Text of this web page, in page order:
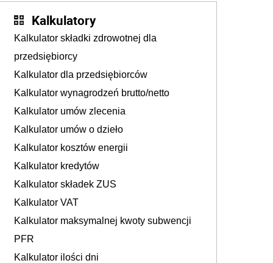
Kalkulatory
Kalkulator składki zdrowotnej dla
przedsiębiorcy
Kalkulator dla przedsiębiorców
Kalkulator wynagrodzeń brutto/netto
Kalkulator umów zlecenia
Kalkulator umów o dzieło
Kalkulator kosztów energii
Kalkulator kredytów
Kalkulator składek ZUS
Kalkulator VAT
Kalkulator maksymalnej kwoty subwencji
PFR
Kalkulator ilości dni